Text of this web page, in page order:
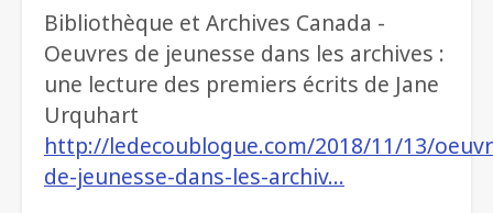
Bibliothèque et Archives Canada -
Oeuvres de jeunesse dans les archives :
une lecture des premiers écrits de Jane
Urquhart
http://ledecoublogue.com/2018/11/13/
de-jeunesse-dans-les-archiv…